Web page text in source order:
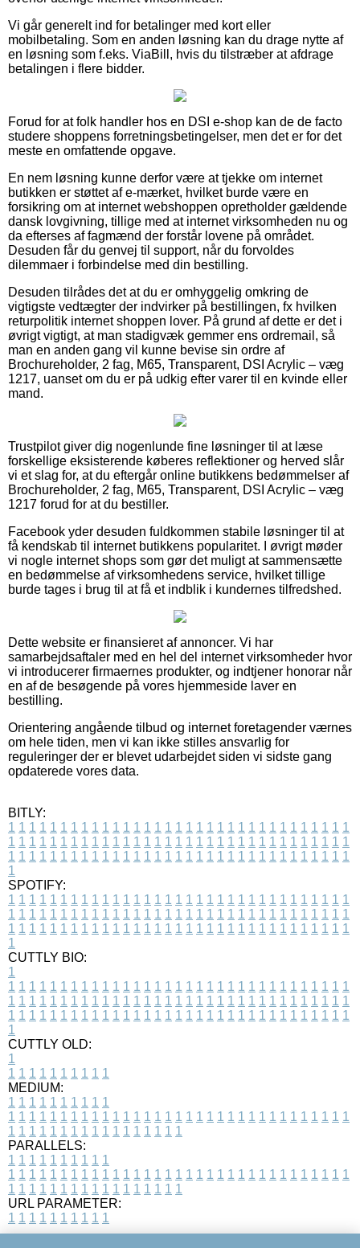
Vi går generelt ind for betalinger med kort eller
mobilbetaling. Som en anden løsning kan du drage nytte af
en løsning som f.eks. ViaBill, hvis du tilstræber at afdrage
betalingen i flere bidder.
Forud for at folk handler hos en DSI e-shop kan de de facto
studere shoppens forretningsbetingelser, men det er for det
meste en omfattende opgave.
En nem løsning kunne derfor være at tjekke om internet
butikken er støttet af e-mærket, hvilket burde være en
forsikring om at internet webshoppen opretholder gældende
dansk lovgivning, tillige med at internet virksomheden nu og
da efterses af fagmænd der forstår lovene på området.
Desuden får du genvej til support, når du forvoldes
dilemmaer i forbindelse med din bestilling.
Desuden tilrådes det at du er omhyggelig omkring de
vigtigste vedtægter der indvirker på bestillingen, fx hvilken
returpolitik internet shoppen lover. På grund af dette er det i
øvrigt vigtigt, at man stadigvæk gemmer ens ordremail, så
man en anden gang vil kunne bevise sin ordre af
Brochureholder, 2 fag, M65, Transparent, DSI Acrylic – væg
1217, uanset om du er på udkig efter varer til en kvinde eller
mand.
Trustpilot giver dig nogenlunde fine løsninger til at læse
forskellige eksisterende køberes reflektioner og herved slår
vi et slag for, at du eftergår online butikkens bedømmelser af
Brochureholder, 2 fag, M65, Transparent, DSI Acrylic – væg
1217 forud for at du bestiller.
Facebook yder desuden fuldkommen stabile løsninger til at
få kendskab til internet butikkens popularitet. I øvrigt møder
vi nogle internet shops som gør det muligt at sammensætte
en bedømmelse af virksomhedens service, hvilket tillige
burde tages i brug til at få et indblik i kundernes tilfredshed.
Dette website er finansieret af annoncer. Vi har
samarbejdsaftaler med en hel del internet virksomheder hvor
vi introducerer firmaernes produkter, og indtjener honorar når
en af de besøgende på vores hjemmeside laver en
bestilling.
Orientering angående tilbud og internet foretagender værnes
om hele tiden, men vi kan ikke stilles ansvarlig for
reguleringer der er blevet udarbejdet siden vi sidste gang
opdaterede vores data.
BITLY:
1 1 1 1 1 1 1 1 1 1 1 1 1 1 1 1 1 1 1 1 1 1 1 1 1 1 1 1 1 1 1 1 1
1 1 1 1 1 1 1 1 1 1 1 1 1 1 1 1 1 1 1 1 1 1 1 1 1 1 1 1 1 1 1 1 1
1 1 1 1 1 1 1 1 1 1 1 1 1 1 1 1 1 1 1 1 1 1 1 1 1 1 1 1 1 1 1 1 1
1
SPOTIFY:
1 1 1 1 1 1 1 1 1 1 1 1 1 1 1 1 1 1 1 1 1 1 1 1 1 1 1 1 1 1 1 1 1
1 1 1 1 1 1 1 1 1 1 1 1 1 1 1 1 1 1 1 1 1 1 1 1 1 1 1 1 1 1 1 1 1
1 1 1 1 1 1 1 1 1 1 1 1 1 1 1 1 1 1 1 1 1 1 1 1 1 1 1 1 1 1 1 1 1
1
CUTTLY BIO:
1
1 1 1 1 1 1 1 1 1 1 1 1 1 1 1 1 1 1 1 1 1 1 1 1 1 1 1 1 1 1 1 1 1
1 1 1 1 1 1 1 1 1 1 1 1 1 1 1 1 1 1 1 1 1 1 1 1 1 1 1 1 1 1 1 1 1
1 1 1 1 1 1 1 1 1 1 1 1 1 1 1 1 1 1 1 1 1 1 1 1 1 1 1 1 1 1 1 1 1
1
CUTTLY OLD:
1
1 1 1 1 1 1 1 1 1 1
MEDIUM:
1 1 1 1 1 1 1 1 1 1
1 1 1 1 1 1 1 1 1 1 1 1 1 1 1 1 1 1 1 1 1 1 1 1 1 1 1 1 1 1 1 1 1
1 1 1 1 1 1 1 1 1 1 1 1 1 1 1 1 1
PARALLELS:
1 1 1 1 1 1 1 1 1 1
1 1 1 1 1 1 1 1 1 1 1 1 1 1 1 1 1 1 1 1 1 1 1 1 1 1 1 1 1 1 1 1 1
1 1 1 1 1 1 1 1 1 1 1 1 1 1 1 1 1
URL PARAMETER:
1 1 1 1 1 1 1 1 1 1